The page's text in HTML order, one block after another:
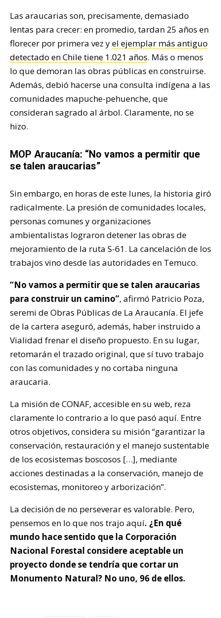
Las araucarias son, precisamente, demasiado
lentas para crecer: en promedio, tardan 25 años en
florecer por primera vez yel ejemplar más antiguo
detectado en Chile tiene 1.021 años. Más o menos
lo que demoran las obras públicas en construirse.
Además, debió hacerse una consulta indígena a las
comunidades mapuche-pehuenche, que
consideran sagrado al árbol. Claramente, no se
hizo.
MOP Araucanía: “No vamos a permitir que
se talen araucarias”
Sin embargo, en horas de este lunes, la historia giró
radicalmente. La presión de comunidades locales,
personas comunes y organizaciones
ambientalistas lograron detener las obras de
mejoramiento de la ruta S-61. La cancelación de los
trabajos vino desde las autoridades en Temuco.
“No vamos a permitir que se talen araucarias
para construir un camino”, afirmó Patricio Poza,
seremi de Obras Públicas de La Araucanía. El jefe
de la cartera aseguró, además, haber instruido a
Vialidad frenar el diseño propuesto. En su lugar,
retomarán el trazado original, que sí tuvo trabajo
con las comunidades y no cortaba ninguna
araucaria.
La misión de CONAF, accesible en su web, reza
claramente lo contrario a lo que pasó aquí. Entre
otros objetivos, considera su misión “garantizar la
conservación, restauración y el manejo sustentable
de los ecosistemas boscosos […], mediante
acciones destinadas a la conservación, manejo de
ecosistemas, monitoreo y arborización”.
La decisión de no perseverar es valorable. Pero,
pensemos en lo que nos trajo aquí. ¿En qué
mundo hace sentido que la Corporación
Nacional Forestal considere aceptable un
proyecto donde se tendría que cortar un
Monumento Natural? No uno, 96 de ellos.